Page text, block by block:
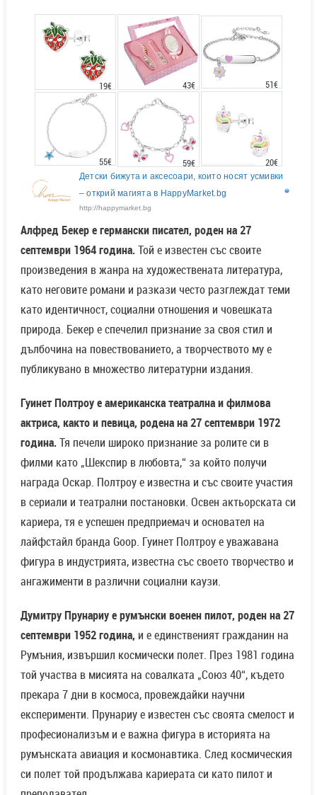
19€ 43€ 51€
55€ 59€ 20€
Детски бижута и аксесоари, които носят усмивки
– открий магията в HappyMarket.bg
http://happymarket.bg
Алфред Бекер е германски писател, роден на 27
септември 1964 година.Той е известен със своите
произведения в жанра на художествената литература,
като неговите романи и разкази често разглеждат теми
като идентичност, социални отношения и човешката
природа. Бекер е спечелил признание за своя стил и
дълбочина на повествованието, а творчеството му е
публикувано в множество литературни издания.
Гуинет Полтроу е американска театрална и филмова
актриса, както и певица, родена на 27 септември 1972
година.Тя печели широко признание за ролите си в
филми като „Шекспир в любовта,“ за който получи
награда Оскар. Полтроу е известна и със своите участия
в сериали и театрални постановки. Освен актьорската си
кариера, тя е успешен предприемач и основател на
лайфстайл бранда Goop. Гуинет Полтроу е уважавана
фигура в индустрията, известна със своето творчество и
ангажименти в различни социални каузи.
Думитру Прунариу е румънски военен пилот, роден на 27
септември 1952 година, и е единственият гражданин на
Румъния, извършил космически полет. През 1981 година
той участва в мисията на совалката „Союз 40“, където
прекара 7 дни в космоса, провеждайки научни
експерименти. Прунариу е известен със своята смелост и
професионализъм и е важна фигура в историята на
румънската авиация и космонавтика. След космическия
си полет той продължава кариерата си като пилот и